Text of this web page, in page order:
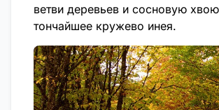
ветви деревьев и сосновую
тончайшее кружево инея.